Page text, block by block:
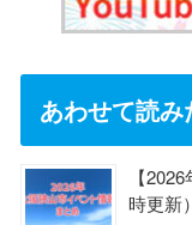
あわせて読み
【
時更新）